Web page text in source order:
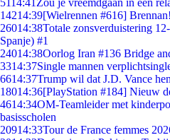
5114:41 Zou je vreemdgaan in een
14214:39[Wielrennen #616] Brennan!
26014:38Totale zonsverduistering
Spanje) #1
24014:38Oorlog Iran #136 Bridge
3314:37Single mannen
6614:37Trump wil dat J.D. Vance
18014:36[PlayStation #184] Nieuw
4614:34OM-Teamleider met
basisscholen
20914:33Tour de France femmes